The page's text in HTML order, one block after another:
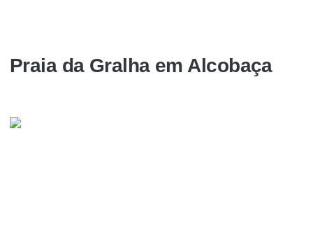
Praia da Gralha em Alcobaça